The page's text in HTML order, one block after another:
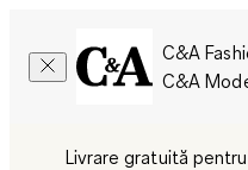
C&A
C&A
Livrare gratuită